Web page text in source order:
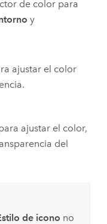
de color para
y
ajustar el color
ajustar el color,
del
de icono no